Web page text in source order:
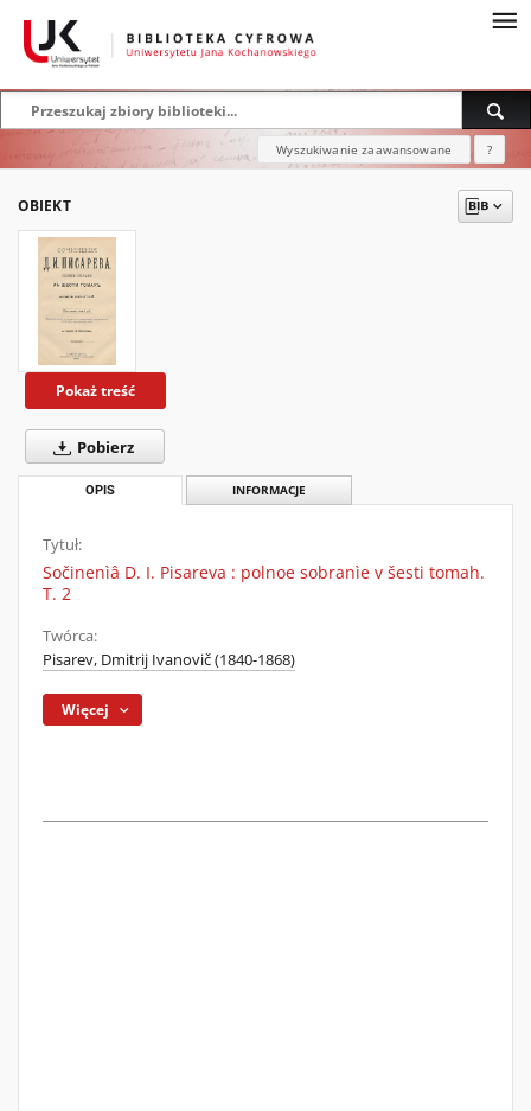
Wyszukiwanie zaawansowane ?
OBIEKT
Pokaż treść
Pobierz
OPIS INFORMACJE
Tytuł:
Sočinenìâ D. I. Pisareva : polnoe sobranìe v šesti tomah.
T. 2
Twórca:
Pisarev, Dmitrij Ivanovič (1840-1868)
Więcej